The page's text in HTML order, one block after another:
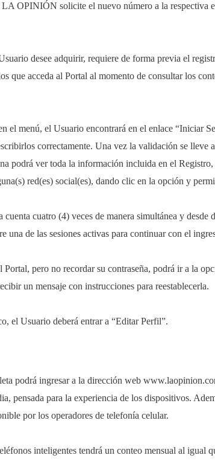
OPINIÓN solicite el nuevo número a la respectiva
desee adquirir, requiere de forma previa el
que acceda al Portal al momento de consultar los
el menú, el Usuario encontrará en el enlace “Iniciar
correctamente. Una vez la validación se
podrá ver toda la información incluida en el
red(es) social(es), dando clic en la opción y
cuenta cuatro (4) veces de manera simultánea y
una de las sesiones activas para continuar con el
Portal, pero no recordar su contraseña, podrá ir a la
un mensaje con instrucciones para reestablecerla.
el Usuario deberá entrar a “Editar Perfil”.
podrá ingresar a la dirección web
pensada para la experiencia de los dispositivos.
por los operadores de telefonía celular.
inteligentes tendrá un conteo mensual al igual